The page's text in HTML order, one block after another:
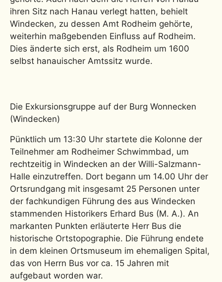
ihren Sitz nach Hanau verlegt hatten, behielt
Windecken, zu dessen Amt Rodheim gehörte,
weiterhin maßgebenden Einfluss auf Rodheim.
Dies änderte sich erst, als Rodheim um 1600
selbst hanauischer Amtssitz wurde.
Die Exkursionsgruppe auf der Burg Wonnecken
(Windecken)
Pünktlich um 13:30 Uhr startete die Kolonne der
Teilnehmer am Rodheimer Schwimmbad, um
rechtzeitig in Windecken an der Willi-Salzmann-
Halle einzutreffen. Dort begann um 14.00 Uhr der
Ortsrundgang mit insgesamt 25 Personen unter
der fachkundigen Führung des aus Windecken
stammenden Historikers Erhard Bus (M. A.). An
markanten Punkten erläuterte Herr Bus die
historische Ortstopographie. Die Führung endete
in dem kleinen Ortsmuseum im ehemaligen Spital,
das von Herrn Bus vor ca. 15 Jahren mit
aufgebaut worden war.